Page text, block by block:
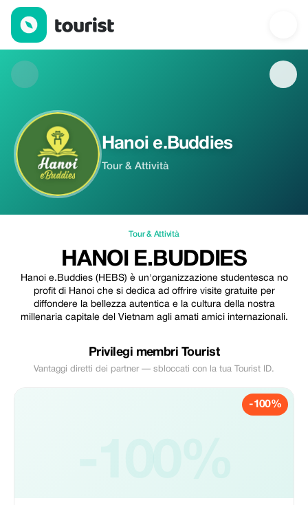
Hanoi e.Buddies — Tour & Attività | Up to 100% off | Tourist
Hanoi e.Buddies
Tour & Attività
Tour & Attività
HANOI E.BUDDIES
Hanoi e.Buddies (HEBS) è un'organizzazione studentesca no
profit di Hanoi che si dedica ad offrire visite gratuite per
diffondere la bellezza autentica e la cultura della nostra
millenaria capitale del Vietnam agli amati amici internazionali.
Privilegi membri Tourist
Vantaggi diretti dei partner — sbloccati con la tua Tourist ID.
-100%
-100%